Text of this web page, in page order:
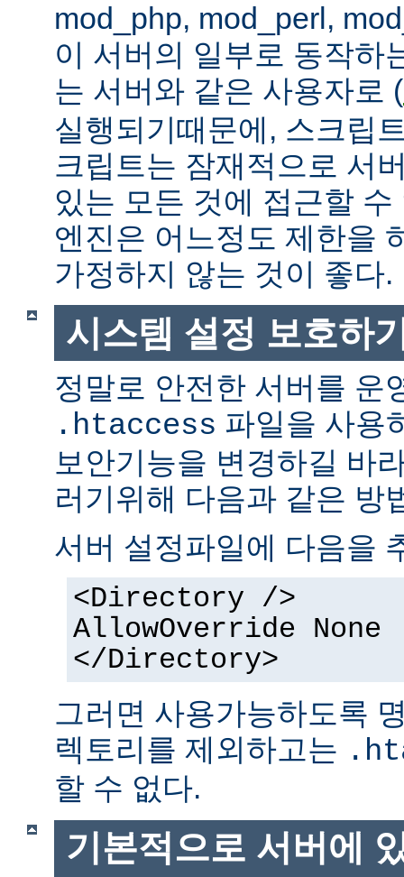
mod_php, mod_perl,
이 서버의 일부로 동작하
는 서버와 같은 사용자로 (
실행되기때문에, 스크립
크립트는 잠재적으로 서
있는 모든 것에 접근할
엔진은 어느정도 제한을
가정하지 않는 것이 좋다.
시스템 설정 보호하
정말로 안전한 서버를 운
.htaccess 파일을 사용
보안기능을 변경하길 바
러기위해 다음과 같은 방
서버 설정파일에 다음을
<Directory />
AllowOverride None
</Directory>
그러면 사용가능하도록
렉토리를 제외하고는
할 수 없다.
기본적으로 서버에